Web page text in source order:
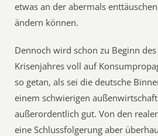
etwas an der abermals
ändern können.
Dennoch wird schon zu Beginn
Krisenjahres voll auf
so getan, als sei die deutsche
einem schwierigen
außerordentlich gut. Von den
eine Schlussfolgerung aber